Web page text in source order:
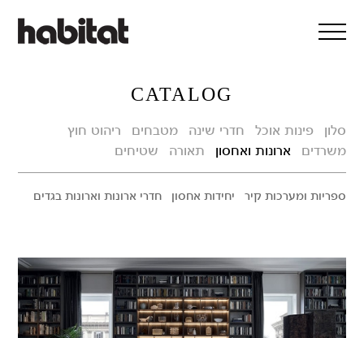
דלג/י לתוכן מרכזי
CATALOG
סלון פינות אוכל חדרי שינה מטבחים
ריהוט חוץ
משרדים
ארונות ואחסון תאורה שטיחים
ספריות ומערכות קיר יחידות אחסון חדרי ארונות וארונות בגדים